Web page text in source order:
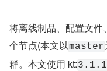
将离线制品、配置文件
个节点(本文以master
群。本文使用 kt: